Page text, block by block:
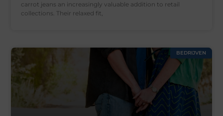
carrot jeans an increasingly valuable addition to retail
collections. Their relaxed fit,
BEDRIJVEN